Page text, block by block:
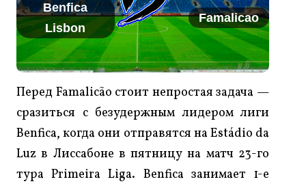
Benfica
Lisbon
Famalicao
Перед Famalicão стоит непростая задача —
сразиться с безудержным лидером лиги
Benfica, когда они отправятся на Estádio da
Luz в Лиссабоне в пятницу на матч 23-го
тура Primeira Liga. Benfica занимает 1-е